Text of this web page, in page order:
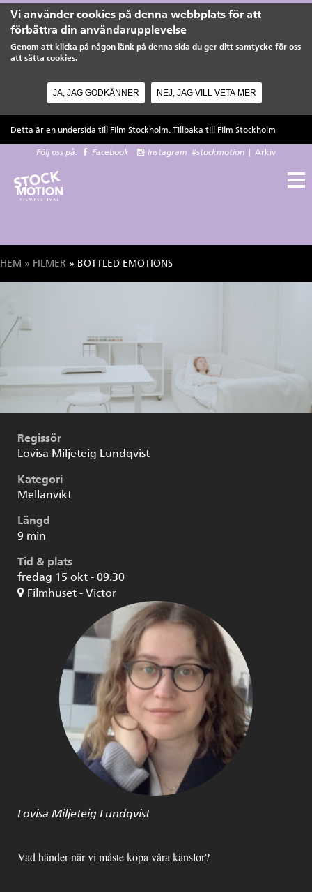
Vi använder cookies på denna webbplats för att
förbättra din användarupplevelse
Genom att klicka på någon länk på denna sida du ger ditt samtycke för oss
att sätta cookies.
JA, JAG GODKÄNNER NEJ, JAG VILL VETA MER
Detta är en undersida till Film Stockholm. Tillbaka till Film Stockholm
Följ oss på: Facebook Instagram #stockmotion Arkiv
Du är här
HEM » FILMER » BOTTLED EMOTIONS
Regissör
Lovisa Miljeteig Lundqvist
Kategori
Mellanvikt
Längd
9 min
Tid & plats
fredag 15 okt - 09.30
Filmhuset - Victor
Lovisa Miljeteig Lundqvist
Vad händer när vi måste köpa våra känslor?